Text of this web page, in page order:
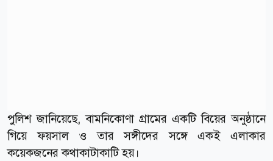
পুলিশ জানিয়েছে, বামনিকোণা গ্রামের একটি বিয়ের অনুষ্ঠানে
গিয়ে ফয়সাল ও তার সঙ্গীদের সঙ্গে একই এলাকার
কয়েকজনের কথাকাটাকাটি হয়।